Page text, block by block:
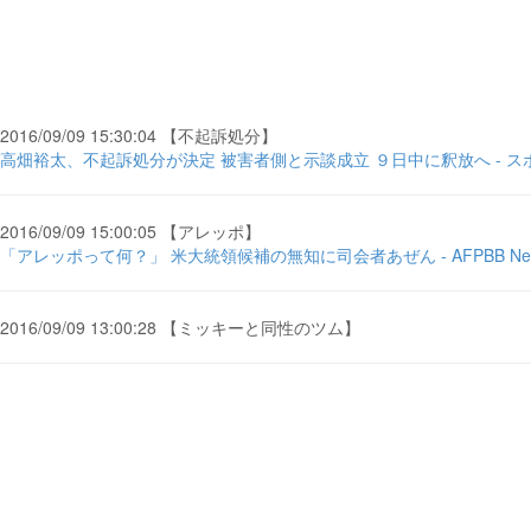
2016/09/09 15:30:04 【不起訴処分】
高畑裕太、不起訴処分が決定 被害者側と示談成立 ９日中に釈放へ - ス
2016/09/09 15:00:05 【アレッポ】
「アレッポって何？」 米大統領候補の無知に司会者あぜん - AFPBB
2016/09/09 13:00:28 【ミッキーと同性のツム】